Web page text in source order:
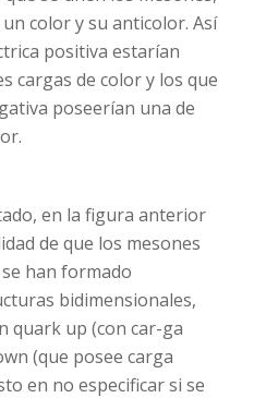
color y su anticolor. Así
positiva estarían
cargas de color y los que
poseerían una de
en la figura anterior
de que los mesones
han formado
bidimensionales,
quark up (con car-ga
(que posee carga
en no especificar si se